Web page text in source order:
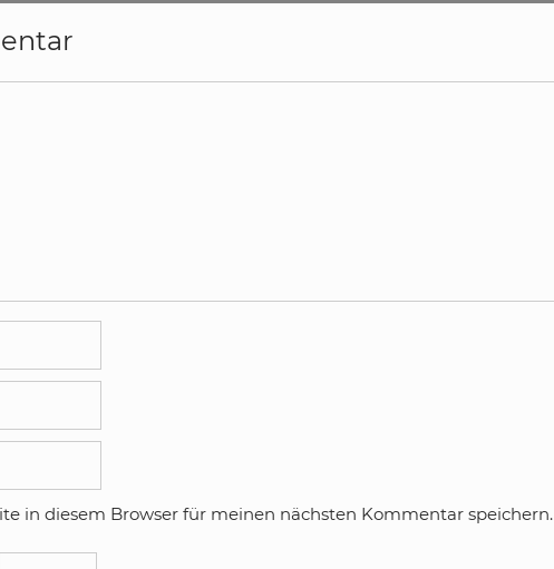
in diesem Browser für meinen nächsten Kommentar speichern.